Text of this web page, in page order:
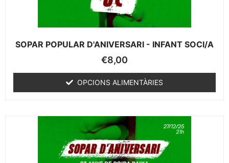
SOPAR POPULAR D'ANIVERSARI - INFANT SOCI/A
€8,00
OPCIONS ALIMENTÀRIES